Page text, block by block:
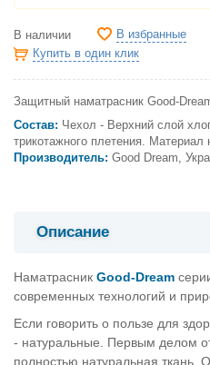
В наличии В избранные
Купить в один клик
Защитный наматрасник Good-
Состав: Чехол - Верхний слой
трикотажного плетения. Материал
Производитель: Good Dream,
Описание
Наматрасник Good-Dream
современных технологий и
Если говорить о пользе для
- натуральные. Первым делом
полностью натуральная ткань.